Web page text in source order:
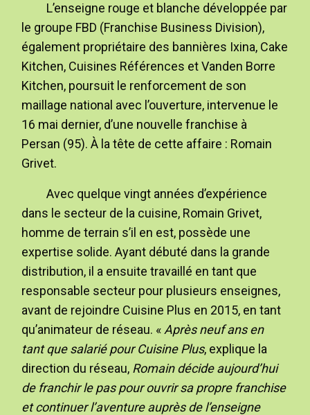
L’enseigne rouge et blanche développée par
le groupe FBD (Franchise Business Division),
également propriétaire des bannières Ixina, Cake
Kitchen, Cuisines Références et Vanden Borre
Kitchen, poursuit le renforcement de son
maillage national avec l’ouverture, intervenue le
16 mai dernier, d’une nouvelle franchise à
Persan (95). À la tête de cette affaire : Romain
Grivet.
Avec quelque vingt années d’expérience
dans le secteur de la cuisine, Romain Grivet,
homme de terrain s’il en est, possède une
expertise solide. Ayant débuté dans la grande
distribution, il a ensuite travaillé en tant que
responsable secteur pour plusieurs enseignes,
avant de rejoindre Cuisine Plus en 2015, en tant
qu’animateur de réseau. «Après neuf ans en
tant que salarié pour Cuisine Plus, explique la
direction du réseau, Romain décide aujourd’hui
de franchir le pas pour ouvrir sa propre franchise
et continuer l’aventure auprès de l’enseigne